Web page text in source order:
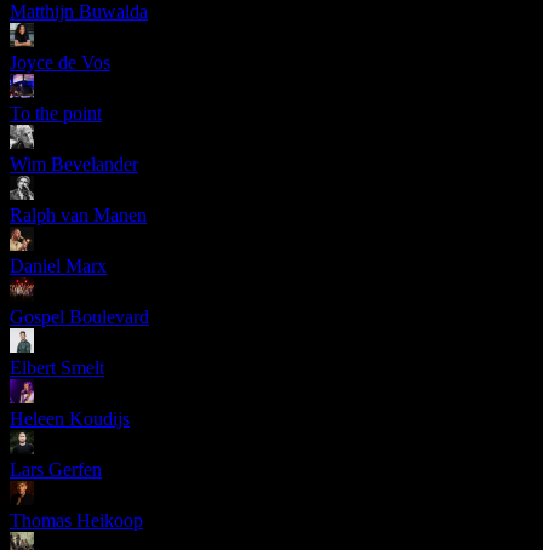
Matthijn Buwalda
Joyce de Vos
To the point
Wim Bevelander
Ralph van Manen
Daniel Marx
Gospel Boulevard
Elbert Smelt
Heleen Koudijs
Lars Gerfen
Thomas Heikoop